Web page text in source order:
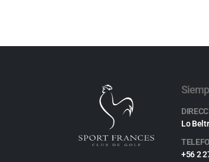
Lo
+56 2